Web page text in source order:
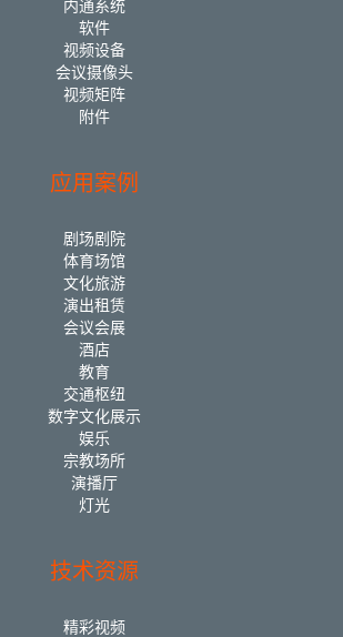
内通系统
软件
视频设备
会议摄像头
视频矩阵
附件
应用案例
剧场剧院
体育场馆
文化旅游
演出租赁
会议会展
酒店
教育
交通枢纽
数字文化展示
娱乐
宗教场所
演播厅
灯光
技术资源
精彩视频